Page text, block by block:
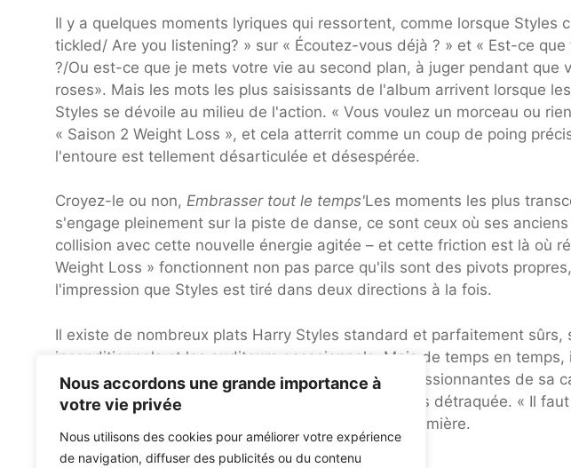
Nous accordons une grande importance à
votre vie privée
Nous utilisons des cookies pour améliorer votre expérience
de navigation, diffuser des publicités ou du contenu
Il y a quelques moments lyriques qui ressortent, comme lorsque Styles
tickled/ Are you listening? » sur « Écoutez-vous déjà ? » et « Est-ce que
?/Ou est-ce que je mets votre vie au second plan, à juger pendant que
roses». Mais les mots les plus saisissants de l'album arrivent lorsque
Styles se dévoile au milieu de l'action. « Vous voulez un morceau ou
« Saison 2 Weight Loss », et cela atterrit comme un coup de poing
l'entoure est tellement désarticulée et désespérée.
Croyez-le ou non, Embrasser tout le temps'Les moments les plus
s'engage pleinement sur la piste de danse, ce sont ceux où ses
collision avec cette nouvelle énergie agitée – et cette friction est là où
Weight Loss » fonctionnent non pas parce qu'ils sont des pivots
l'impression que Styles est tiré dans deux directions à la fois.
Il existe de nombreux plats Harry Styles standard et parfaitement
inconditionnels et les auditeurs occasionnels. Mais de temps en
qui donne lieu à certaines des chansons les plus passionnantes de sa
permettre de laisser sa musique devenir encore plus détraquée. « Il
La prochaine fois, il plongera peut-être la tête la première.